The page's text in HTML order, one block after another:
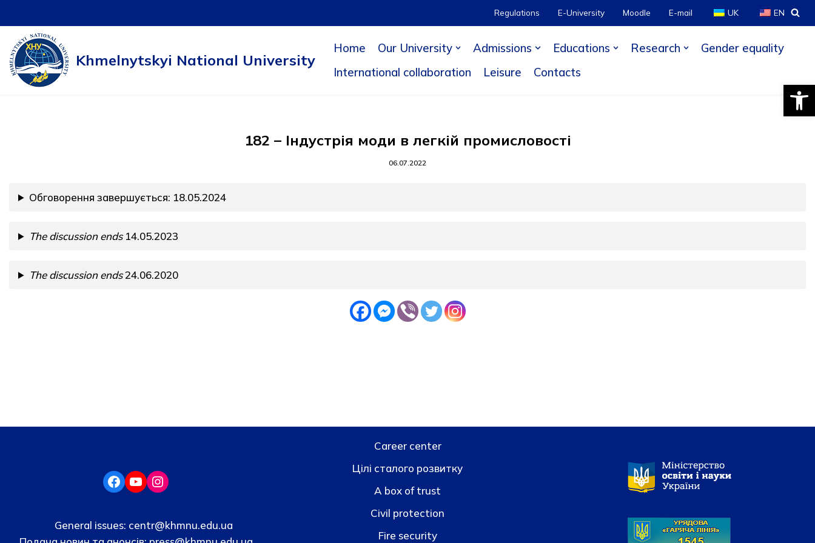
to
content
Regulations E-University Moodle E-mail UK EN
Khmelnytskyi National University
Home Our University Admissions Educations Research
Gender equality
International collaboration
Leisure Contacts
182 – Індустрія моди в легкій промисловості
06.07.2022
Обговорення завершується: 18.05.2024
The discussion ends14.05.2023
The discussion ends24.06.2020
General issues: centr@khmnu.edu.ua
Career center
Цілі сталого розвитку
A box of trust
Civil protection
Fire security